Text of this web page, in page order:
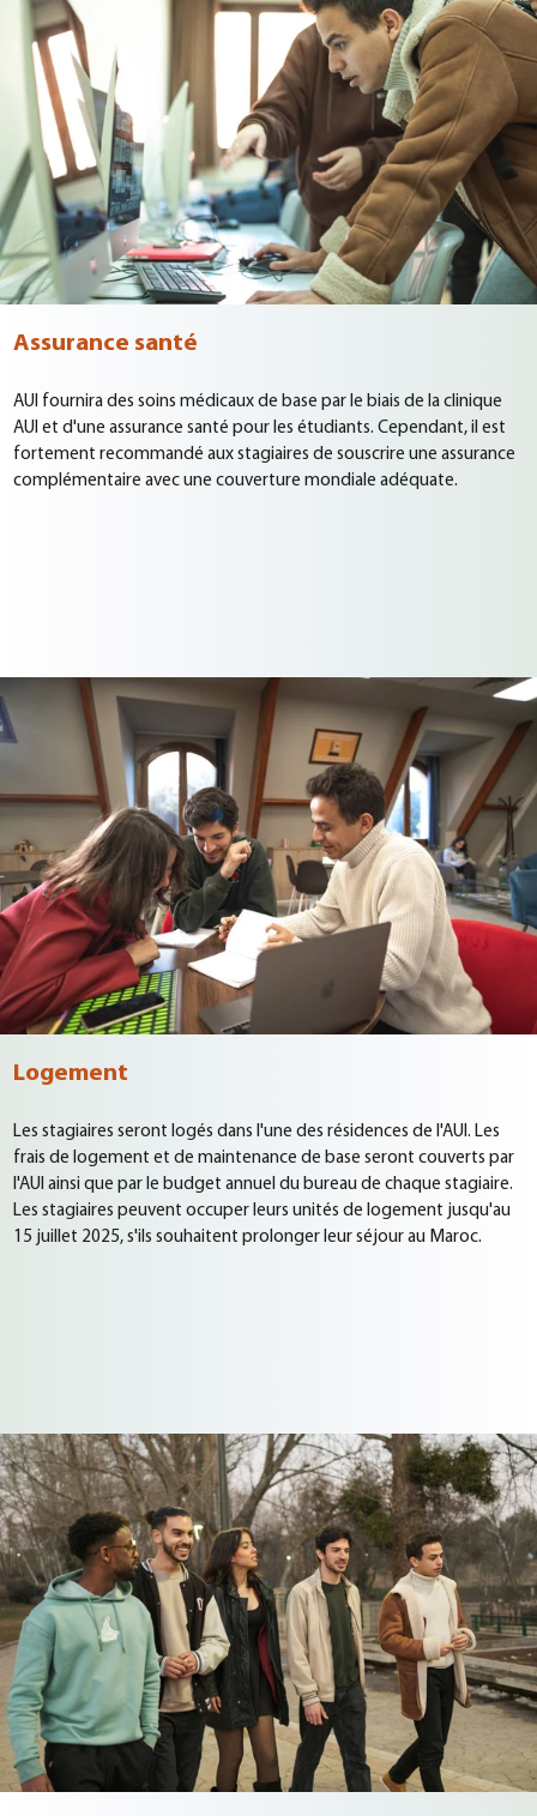
Assurance santé
AUI fournira des soins médicaux de base par le biais de la clinique
AUI et d'une assurance santé pour les étudiants. Cependant, il est
fortement recommandé aux stagiaires de souscrire une assurance
complémentaire avec une couverture mondiale adéquate.
Logement
Les stagiaires seront logés dans l'une des résidences de l'AUI. Les
frais de logement et de maintenance de base seront couverts par
l'AUI ainsi que par le budget annuel du bureau de chaque stagiaire.
Les stagiaires peuvent occuper leurs unités de logement jusqu'au
15 juillet 2025, s'ils souhaitent prolonger leur séjour au Maroc.